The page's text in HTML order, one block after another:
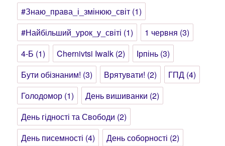
#Знаю_права_і_змінюю_світ (1)
#Найбільший_урок_у_світі (1) 1 червня (3)
4-Б (1) Chernivtsi Iwalk (2) Ірпінь (3)
Бути обізнаним! (3) Врятувати! (2) ГПД (4)
Голодомор (1) День вишиванки (2)
День гідності та Свободи (2)
День писемності (4) День соборності (2)